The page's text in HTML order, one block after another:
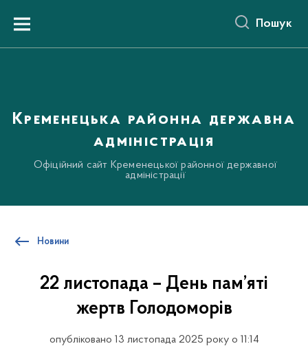
вмістуMenu Пошук
Кременецька районна державна
адміністрація
Офіційний сайт Кременецької районної державної
адміністрації
Новини
22 листопада – День пам’яті
жертв Голодоморів
опубліковано 13 листопада 2025 року о 11:14